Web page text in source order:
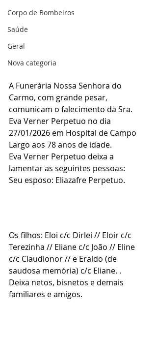
Corpo de Bombeiros
Saúde
Geral
Nova categoria
A Funerária Nossa Senhora do
Carmo, com grande pesar,
comunicam o falecimento da Sra.
Eva Verner Perpetuo no dia
27/01/2026 em Hospital de Campo
Largo aos 78 anos de idade.
Eva Verner Perpetuo deixa a
lamentar as seguintes pessoas:
Seu esposo: Eliazafre Perpetuo.
Os filhos: Eloi c/c Dirlei // Eloir c/c
Terezinha // Eliane c/c João // Eline
c/c Claudionor // e Eraldo (de
saudosa memória) c/c Eliane. .
Deixa netos, bisnetos e demais
familiares e amigos.